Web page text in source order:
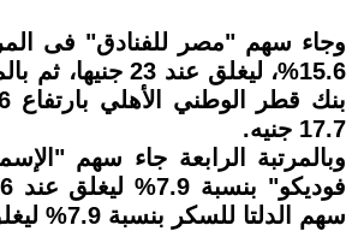
وجاء سهم "مصر للفنادق" فى
15.6%، ليغلق عند 23
17.7 جنيه.
وبالمرتبة الرابعة جاء سهم
سهم الدلتا للسكر بنسبة 7.9% ليغلق عند 14.3جنيه.